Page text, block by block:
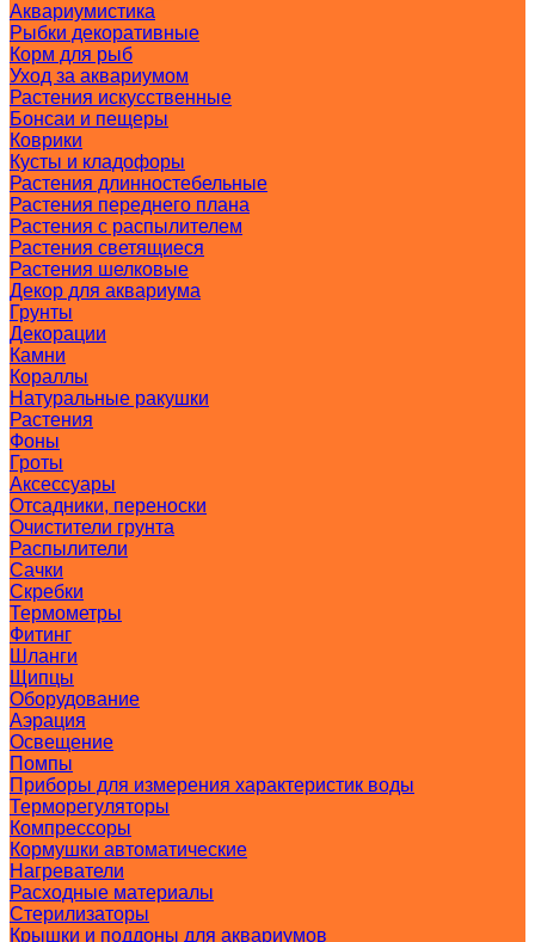
Аквариумистика
Рыбки декоративные
Корм для рыб
Уход за аквариумом
Растения искусственные
Бонсаи и пещеры
Коврики
Кусты и кладофоры
Растения длинностебельные
Растения переднего плана
Растения с распылителем
Растения светящиеся
Растения шелковые
Декор для аквариума
Грунты
Декорации
Камни
Кораллы
Натуральные ракушки
Растения
Фоны
Гроты
Аксессуары
Отсадники, переноски
Очистители грунта
Распылители
Сачки
Скребки
Термометры
Фитинг
Шланги
Щипцы
Оборудование
Аэрация
Освещение
Помпы
Приборы для измерения характеристик воды
Терморегуляторы
Компрессоры
Кормушки автоматические
Нагреватели
Расходные материалы
Стерилизаторы
Крышки и поддоны для аквариумов